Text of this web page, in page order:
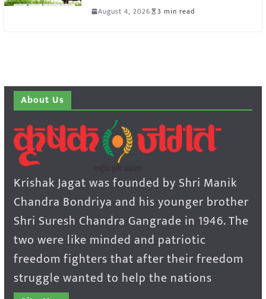
August 4, 2026 3 min read
About Us
Krishak Jagat was founded by Shri Manik
Chandra Bondriya and his younger brother
Shri Suresh Chandra Gangrade in 1946. The
two were like minded and patriotic
freedom fighters that after their freedom
struggle wanted to help the nations